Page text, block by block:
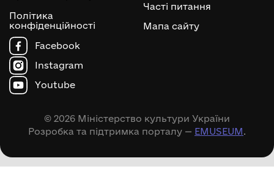
Політика
конфіденційності
Часті питання
Мапа сайту
Facebook
Instagram
Youtube
© 2026 Міністерство культури України
Розробка та підтримка порталу — EMUSEUM.